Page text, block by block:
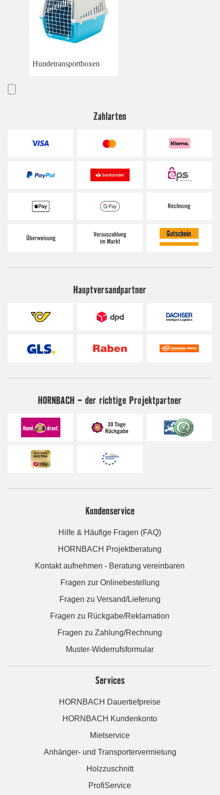
Hundetransportboxen
Zahlarten
Hauptversandpartner
HORNBACH - der richtige Projektpartner
Kundenservice
Hilfe & Häufige Fragen (FAQ)
HORNBACH Projektberatung
Kontakt aufnehmen - Beratung vereinbaren
Fragen zur Onlinebestellung
Fragen zu Versand/Lieferung
Fragen zu Rückgabe/Reklamation
Fragen zu Zahlung/Rechnung
Muster-Widerrufsformular
Services
HORNBACH Dauertiefpreise
HORNBACH Kundenkonto
Mietservice
Anhänger- und Transportervermietung
Holzzuschnitt
ProfiService